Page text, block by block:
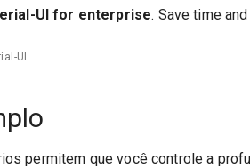
UI for enterprise. Save time
UI
permitem que você controle a